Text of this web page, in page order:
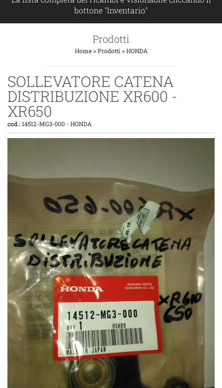
bottone "Inventario"
Prodotti
Home>Prodotti >HONDA
SOLLEVATORE CATENA
DISTRIBUZIONE XR600 -
XR650
cod.:14512-MG3-000 - HONDA